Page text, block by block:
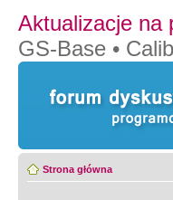
Aktualizacje na
GS-Base •
Strona główna